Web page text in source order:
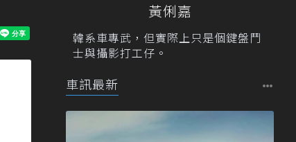
黃俐嘉
韓系車專武，但實際上只是個鍵盤鬥
士與攝影打工仔。
車訊最新